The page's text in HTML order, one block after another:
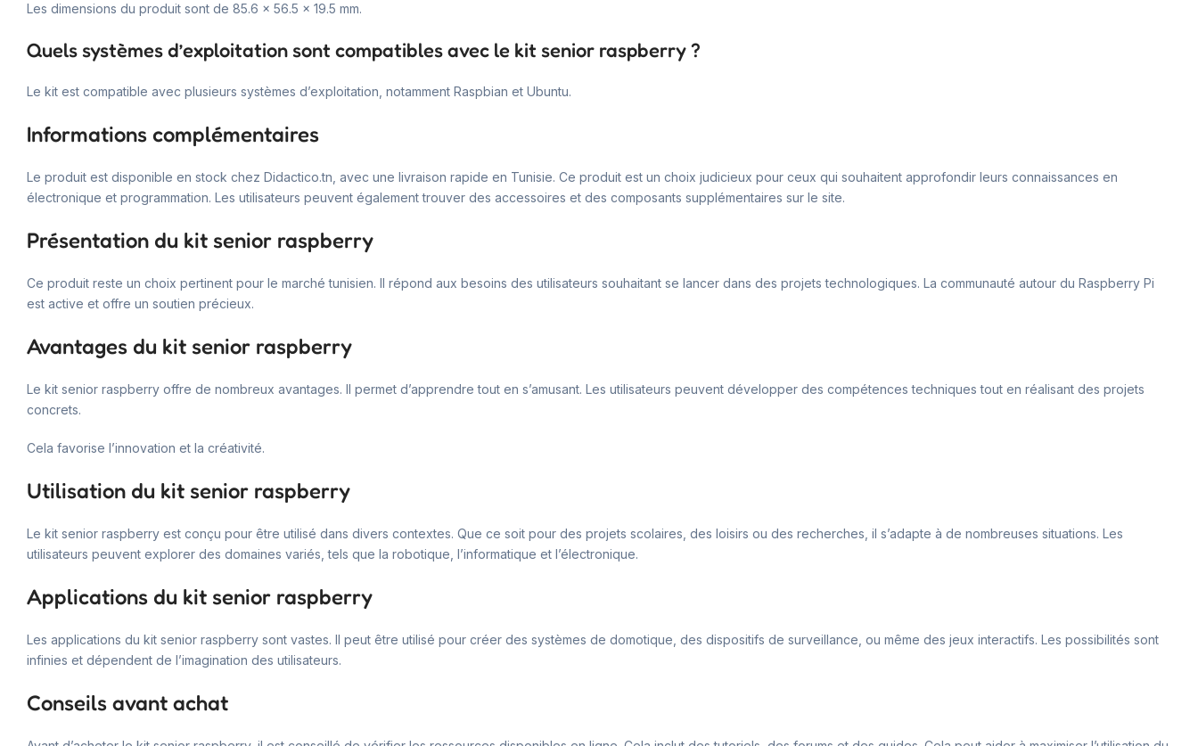
Les dimensions du produit sont de 85.6 x 56.5 x 19.5 mm.
Quels systèmes d’exploitation sont compatibles avec le kit senior raspberry ?
Le kit est compatible avec plusieurs systèmes d’exploitation, notamment Raspbian et Ubuntu.
Informations complémentaires
Le produit est disponible en stock chez Didactico.tn, avec une livraison rapide en Tunisie. Ce produit est un choix judicieux pour ceux qui souhaitent approfondir leurs connaissances en
électronique et programmation. Les utilisateurs peuvent également trouver des accessoires et des composants supplémentaires sur le site.
Présentation du kit senior raspberry
Ce produit reste un choix pertinent pour le marché tunisien. Il répond aux besoins des utilisateurs souhaitant se lancer dans des projets technologiques. La communauté autour du Raspberry Pi
est active et offre un soutien précieux.
Avantages du kit senior raspberry
Le kit senior raspberry offre de nombreux avantages. Il permet d’apprendre tout en s’amusant. Les utilisateurs peuvent développer des compétences techniques tout en réalisant des projets
concrets.
Cela favorise l’innovation et la créativité.
Utilisation du kit senior raspberry
Le kit senior raspberry est conçu pour être utilisé dans divers contextes. Que ce soit pour des projets scolaires, des loisirs ou des recherches, il s’adapte à de nombreuses situations. Les
utilisateurs peuvent explorer des domaines variés, tels que la robotique, l’informatique et l’électronique.
Applications du kit senior raspberry
Les applications du kit senior raspberry sont vastes. Il peut être utilisé pour créer des systèmes de domotique, des dispositifs de surveillance, ou même des jeux interactifs. Les possibilités sont
infinies et dépendent de l’imagination des utilisateurs.
Conseils avant achat